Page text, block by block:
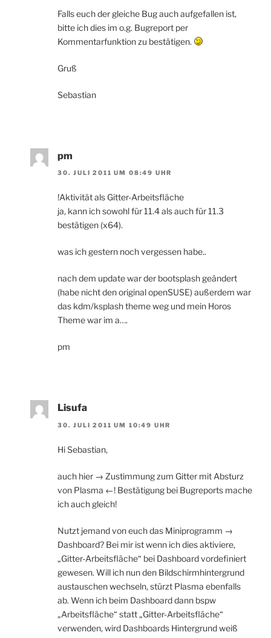
Falls euch der gleiche Bug auch aufgefallen ist,
bitte ich dies im o.g. Bugreport per
Kommentarfunktion zu bestätigen.
Gruß
Sebastian
pm
30. JULI 2011 UM 08:49 UHR
!Aktivität als Gitter-Arbeitsfläche
ja, kann ich sowohl für 11.4 als auch für 11.3
bestätigen (x64).
was ich gestern noch vergessen habe..
nach dem update war der bootsplash geändert
(habe nicht den original openSUSE) außerdem war
das kdm/ksplash theme weg und mein Horos
Theme war im a….
pm
Lisufa
30. JULI 2011 UM 10:49 UHR
Hi Sebastian,
auch hier → Zustimmung zum Gitter mit Absturz
von Plasma ←! Bestätigung bei Bugreports mache
ich auch gleich!
Nutzt jemand von euch das Miniprogramm →
Dashboard? Bei mir ist wenn ich dies aktiviere,
„Gitter-Arbeitsfläche“ bei Dashboard vordefiniert
gewesen. Will ich nun den Bildschirmhintergrund
austauschen wechseln, stürzt Plasma ebenfalls
ab. Wenn ich beim Dashboard dann bspw
„Arbeitsfläche“ statt „Gitter-Arbeitsfläche“
verwenden, wird Dashboards Hintergrund weiß